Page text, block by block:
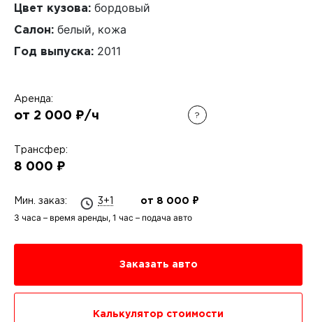
Цвет кузова: бордовый
Салон: белый, кожа
Год выпуска: 2011
Аренда:
от 2 000 ₽/ч ?
Трансфер:
8 000 ₽
Мин. заказ: 3+1 от 8 000 ₽
3 часа – время аренды, 1 час – подача авто
Заказать авто
Калькулятор стоимости